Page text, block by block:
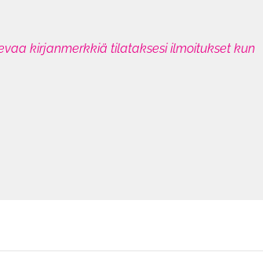
kirjanmerkkiä tilataksesi ilmoitukset kun